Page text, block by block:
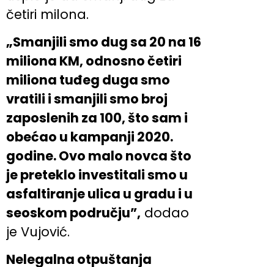
četiri milona.
„Smanjili smo dug sa 20 na 16
miliona KM, odnosno četiri
miliona tuđeg duga smo
vratili i smanjili smo broj
zaposlenih za 100, što sam i
obećao u kampanji 2020.
godine. Ovo malo novca što
je preteklo investitali smo u
asfaltiranje ulica u gradu i u
seoskom području”, dodao
je Vujović.
Nelegalna otpuštanja